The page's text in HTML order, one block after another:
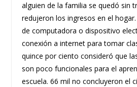
alguien de la familia se quedó sin
redujeron los ingresos en el
de computadora o dispositivo
conexión a internet para tomar
quince por ciento consideró que
son poco funcionales para el
escuela. 66 mil no concluyeron el